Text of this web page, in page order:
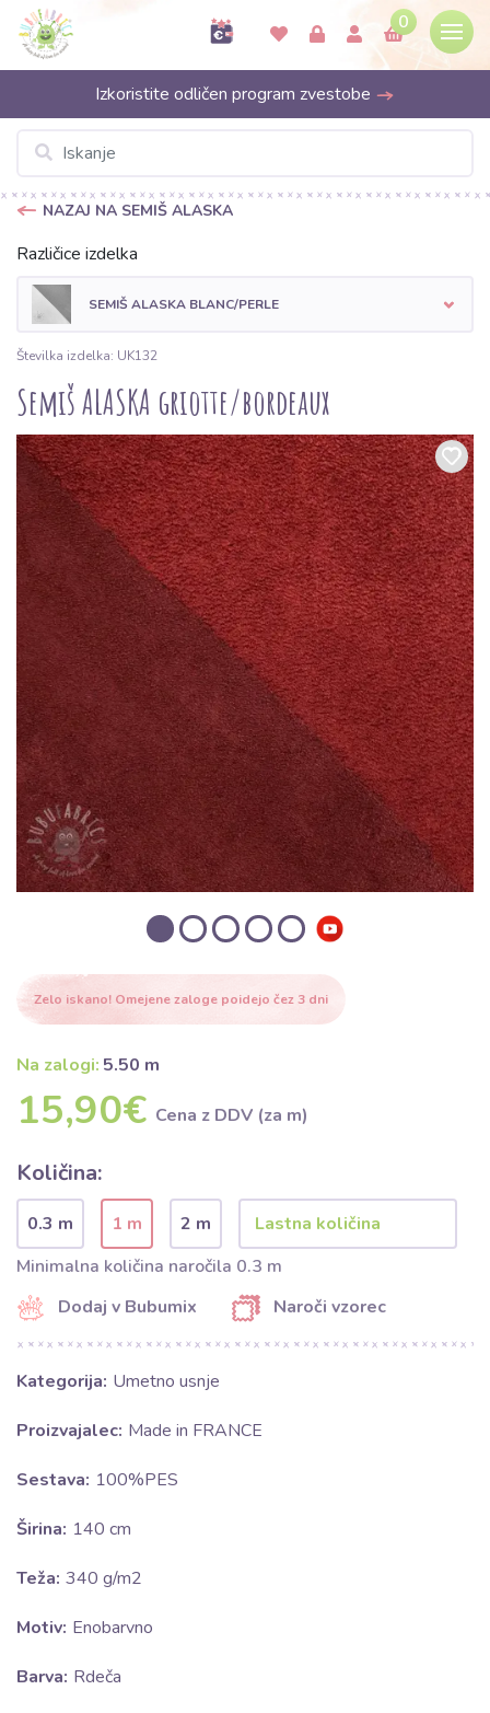
0
Izkoristite odličen program zvestobe
NAZAJ NA SEMIŠ ALASKA
Različice izdelka
SEMIŠ ALASKA BLANC/PERLE
Številka izdelka: UK132
Semiš ALASKA griotte/bordeaux
Zelo iskano! Omejene zaloge poidejo čez 3 dni
Na zalogi: 5.50 m
15,90€ Cena z DDV (za m)
Količina:
0.3 m 1 m
2 m
Minimalna količina naročila 0.3 m
Dodaj v Bubumix
Naroči vzorec
Kategorija: Umetno usnje
Proizvajalec: Made in FRANCE
Sestava: 100%PES
Širina: 140 cm
Teža: 340 g/m2
Motiv: Enobarvno
Barva: Rdeča